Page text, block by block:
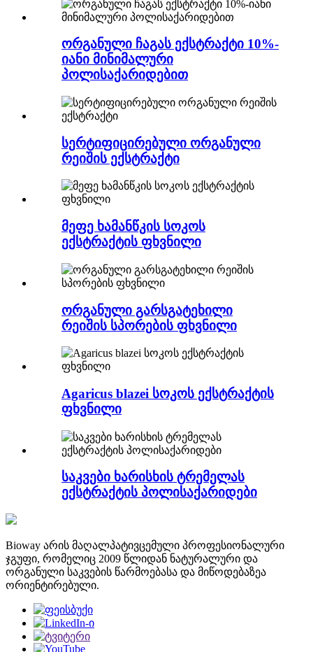
ორგანული ჩაგას ექსტრაქტი 10%-
იანი მინიმალური
პოლისაქარიდებით
სერტიფიცირებული ორგანული
რეიშის ექსტრაქტი
მეფე ხამანწკის სოკოს
ექსტრაქტის ფხვნილი
ორგანული გარსგატეხილი
რეიშის სპორების ფხვნილი
Agaricus blazei სოკოს ექსტრაქტის
ფხვნილი
საკვები ხარისხის ტრემელას
ექსტრაქტის პოლისაქარიდები
Bioway არის მაღალპატივცემული პროფესიონალური
ჯგუფი, რომელიც 2009 წლიდან ნატურალური და
ორგანული საკვების წარმოებასა და მიწოდებაზეა
ორიენტირებული.